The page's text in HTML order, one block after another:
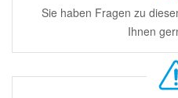
Sie haben Fragen zu
Ihnen